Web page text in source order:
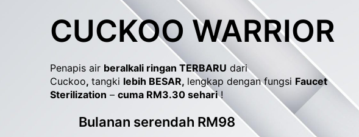
CUCKOO WARRIOR
Penapis air beralkali ringan TERBARU dari
Cuckoo, tangki lebih BESAR, lengkap dengan fungsi Faucet
Sterilization – cuma RM3.30 sehari!
Bulanan serendah RM98